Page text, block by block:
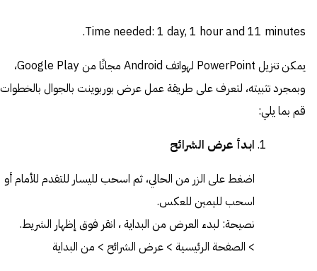
Time needed: 1 day, 1 hour and 11 minutes.
يمكن تنزيل PowerPoint لهواتف Android مجانًا من Google Play،
وبمجرد تثبيته، لتعرف على طريقة عمل عرض بوربوينت بالجوال
قم بما يلي:
ابدأ عرض الشرائح
اضغط على الزر من الحالي، ثم اسحب لليسار للتقدم للأمام أو
اسحب لليمين للعكس.
نصيحة: لبدء العرض من البداية ، انقر فوق إظهار الشريط.
> الصفحة الرئيسية > عرض الشرائح > من البداية